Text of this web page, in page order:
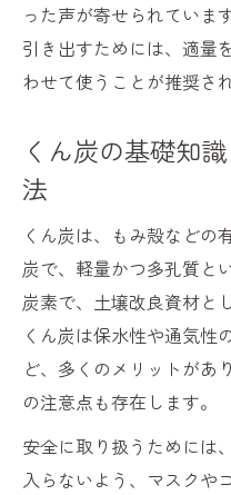
った声が寄せられていま
引き出すためには、適量
わせて使うことが推奨さ
くん炭の基礎知
法
くん炭は、もみ殻などの
炭で、軽量かつ多孔質と
炭素で、土壌改良資材と
くん炭は保水性や通気性
ど、多くのメリットがあ
の注意点も存在します。
安全に取り扱うためには
入らないよう、マスクや